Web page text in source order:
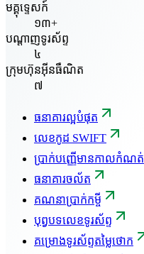
មគ្គុទ្ទេសក៍
១៣+
បណ្តាញទូរស័ព្ទ
៤
ក្រុមហ៊ុនអ៊ីនធឺណិត
៧
ធនាគារល្អបំផុត
លេខកូដ SWIFT
ប្រាក់បញ្ញើមានកាលកំណត់
ធនាគារចល័ត
គណនាប្រាក់កម្ចី
បុព្វបទលេខទូរស័ព្ទ
គម្រោងទូរស័ព្ទតម្លៃថោក